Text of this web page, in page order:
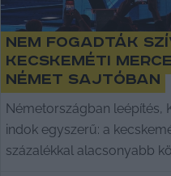
Nem fogadták
kecskeméti
német sajtóban
Németországban leépítés,
indok egyszerű: a
százalékkal alacsonyabb